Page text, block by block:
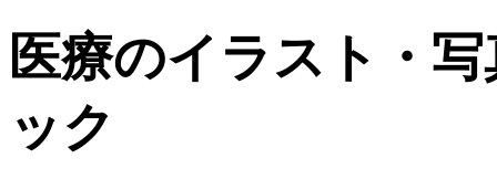
医療のイラスト・
ック